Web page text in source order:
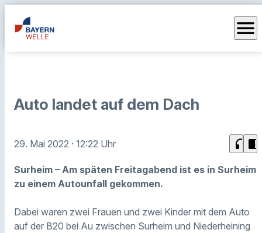
menu
Auto landet auf dem Dach
29. Mai 2022 · 12:22 Uhr headphones chrome_reader_mode
Surheim – Am späten Freitagabend ist es in Surheim
zu einem Autounfall gekommen.
Dabei waren zwei Frauen und zwei Kinder mit dem Auto
auf der B20 bei Au zwischen Surheim und Niederheining